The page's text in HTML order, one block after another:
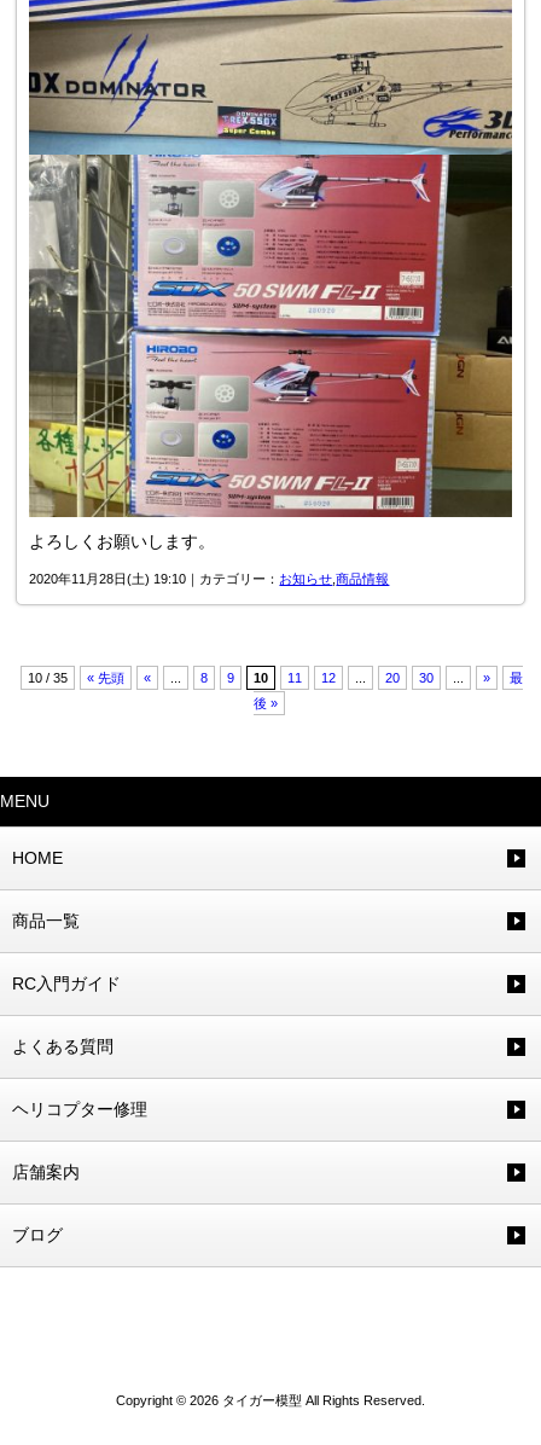
よろしくお願いします。
2020年11月28日(土) 19:10｜カテゴリー： お知らせ ,商品情報
10 / 35 « 先頭 « 8 9 10 11 12 20 30 »
最
後 »
MENU
HOME
商品一覧
RC入門ガイド
よくある質問
ヘリコプター修理
店舗案内
ブログ
Copyright © 2026 タイガー模型 All Rights Reserved.